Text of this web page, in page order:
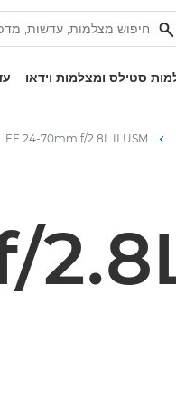
סטילס ומצלמות וידאו
EF 24-70mm f/2.8L II USM